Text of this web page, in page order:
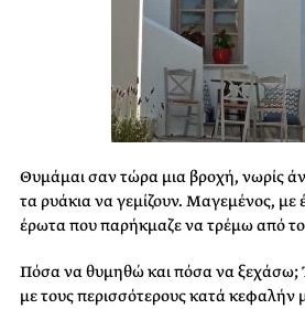
Θυμάμαι σαν τώρα μια βροχή, νωρίς
τα ρυάκια να γεμίζουν. Μαγεμένος, με
έρωτα που παρήκμαζε να τρέμω από
Πόσα να θυμηθώ και πόσα να ξεχάσω;
με τους περισσότερους κατά κεφαλήν